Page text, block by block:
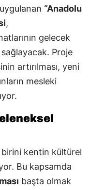
“Anadolu
,
gelecek
sağlayacak. Proje
artırılması, yeni
mesleki
birini kentin kültürel
Bu kapsamda
başta olmak